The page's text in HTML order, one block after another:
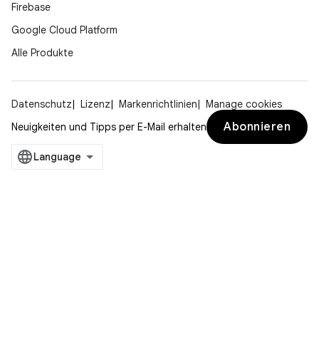
Firebase
Google Cloud Platform
Alle Produkte
Datenschutz Lizenz Markenrichtlinien
Manage cookies
Neuigkeiten und Tipps per E-Mail erhalten
Abonnieren